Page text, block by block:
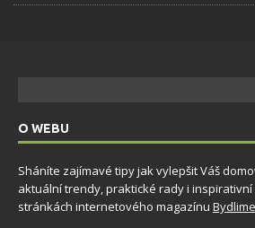
O WEBU
Sháníte zajímavé tipy jak vylepšit Váš
aktuální trendy, praktické rady i
stránkách internetového magazínu